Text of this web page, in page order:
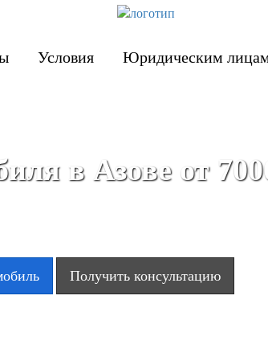
Условия Юридическим
в Азове от
Получить консультацию